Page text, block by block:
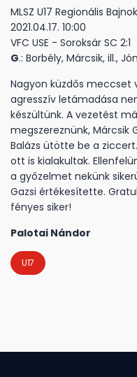
MLSZ U17 Regionális
2021.04.17. 10:00
VFC USE - Soroksár SC 2:1
G.: Borbély, Márcsik, ill.,
Nagyon küzdős meccset
agresszív letámadása
készültünk. A vezetést
megszereznünk, Márcsik
Balázs ütötte be a
ott is kialakultak.
a győzelmet nekünk
Gazsi értékesítette.
fényes siker!
Palotai Nándor
U17